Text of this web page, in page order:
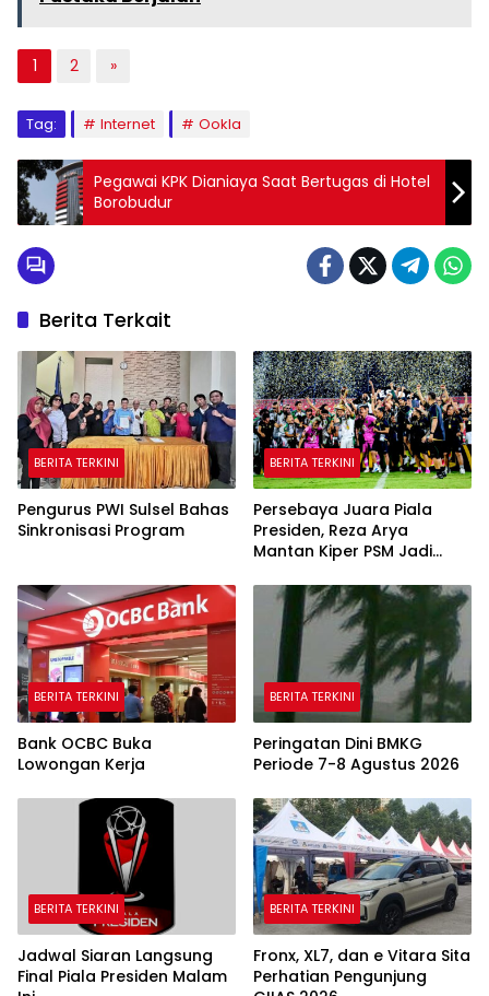
1 2 »
Tag: Internet Ookla
Pegawai KPK Dianiaya Saat Bertugas di Hotel
Borobudur
Berita Terkait
BERITA TERKINI
Pengurus PWI Sulsel Bahas
Sinkronisasi Program
BERITA TERKINI
Persebaya Juara Piala
Presiden, Reza Arya
Mantan Kiper PSM Jadi
BERITA TERKINI
Bank OCBC Buka
Lowongan Kerja
BERITA TERKINI
Peringatan Dini BMKG
Periode 7-8 Agustus 2026
BERITA TERKINI
Jadwal Siaran Langsung
Final Piala Presiden Malam
BERITA TERKINI
Fronx, XL7, dan e Vitara Sita
Perhatian Pengunjung